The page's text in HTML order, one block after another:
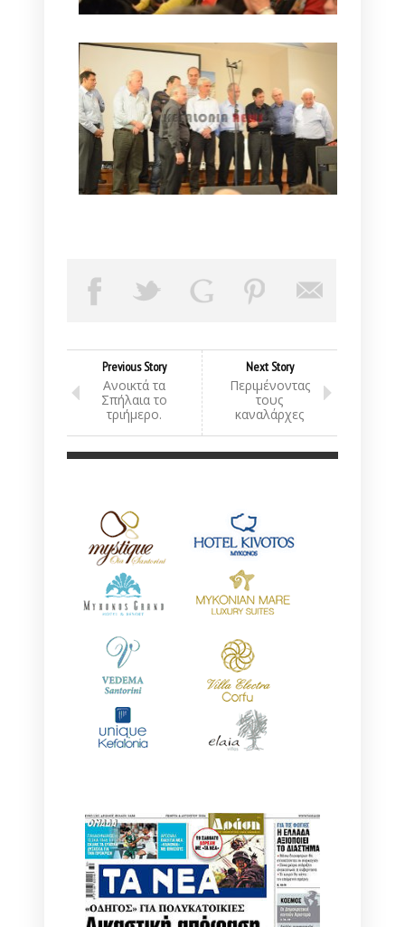
Previous Story
Ανοικτά τα
Σπήλαια το
τριήμερο.
Next Story
Περιμένοντας
τους
καναλάρχες